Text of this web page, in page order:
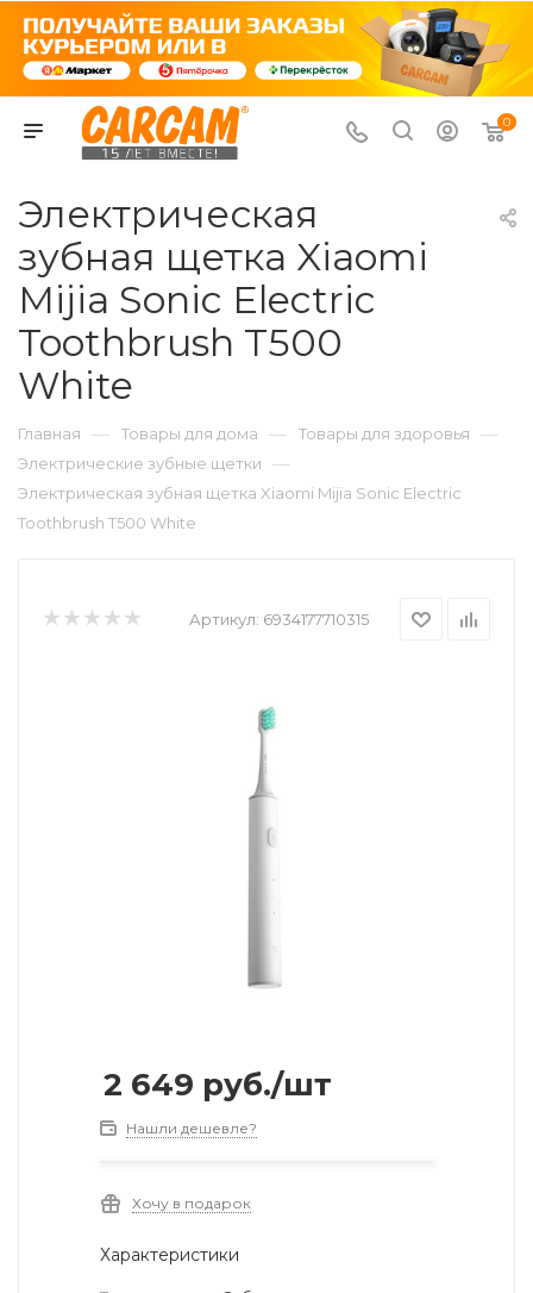
0
Электрическая
зубная щетка Xiaomi
Mijia Sonic Electric
Toothbrush T500
White
Главная — Товары для дома — Товары для здоровья —
Электрические зубные щетки —
Электрическая зубная щетка Xiaomi Mijia Sonic Electric
Toothbrush T500 White
Артикул: 6934177710315
2 649 руб./шт
Нашли дешевле?
Хочу в подарок
Характеристики